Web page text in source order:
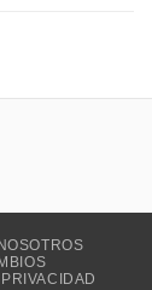
NOSOTROS